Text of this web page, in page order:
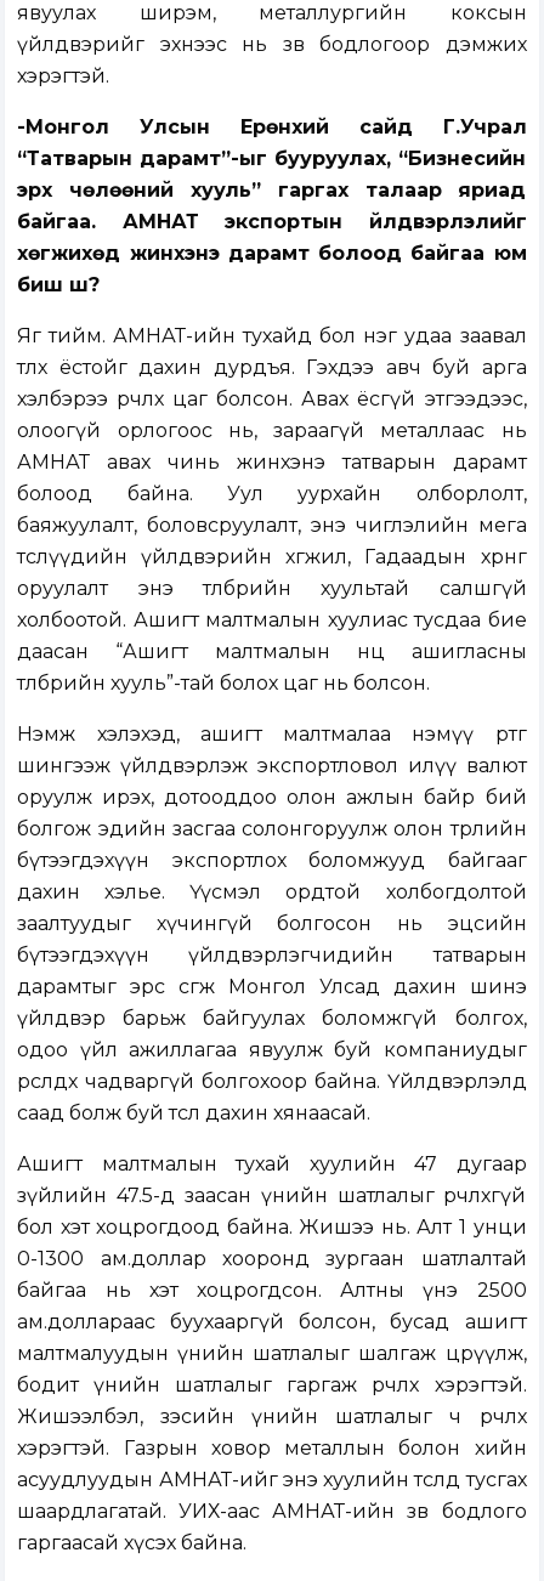
явуулах ширэм, металлургийн коксын
үйлдвэрийг эхнээс нь зөв бодлогоор дэмжих
хэрэгтэй.
-Монгол Улсын Ерөнхий сайд Г.Учрал
“Татварын дарамт”-ыг бууруулах, “Бизнесийн
эрх чөлөөний хууль” гаргах талаар яриад
байгаа. АМНАТ экспортын үйлдвэрлэлийг
хөгжихөд жинхэнэ дарамт болоод байгаа юм
биш шүү?
Яг тийм. АМНАТ-ийн тухайд бол нэг удаа заавал
төлөх ёстойг дахин дурдъя. Гэхдээ авч буй арга
хэлбэрээ өөрчлөх цаг болсон. Авах ёсгүй этгээдээс,
олоогүй орлогоос нь, зараагүй металлаас нь
АМНАТ авах чинь жинхэнэ татварын дарамт
болоод байна. Уул уурхайн олборлолт,
баяжуулалт, боловсруулалт, энэ чиглэлийн мега
төслүүдийн үйлдвэрийн хөгжил, Гадаадын хөрөнгө
оруулалт энэ төлбөрийн хуультай салшгүй
холбоотой. Ашигт малтмалын хуулиас тусдаа бие
даасан “Ашигт малтмалын нөөц ашигласны
төлбөрийн хууль”-тай болох цаг нь болсон.
Нэмж хэлэхэд, ашигт малтмалаа нэмүү өртөг
шингээж үйлдвэрлэж экспортловол илүү валют
оруулж ирэх, дотооддоо олон ажлын байр бий
болгож эдийн засгаа солонгоруулж олон төрлийн
бүтээгдэхүүн экспортлох боломжууд байгааг
дахин хэлье. Үүсмэл ордтой холбогдолтой
заалтуудыг хүчингүй болгосон нь эцсийн
бүтээгдэхүүн үйлдвэрлэгчидийн татварын
дарамтыг эрс өсгөж Монгол Улсад дахин шинэ
үйлдвэр барьж байгуулах боломжгүй болгох,
одоо үйл ажиллагаа явуулж буй компаниудыг
өрсөлдөх чадваргүй болгохоор байна. Үйлдвэрлэлд
саад болж буй төслөө дахин хянаасай.
Ашигт малтмалын тухай хуулийн 47 дугаар
зүйлийн 47.5-д заасан үнийн шатлалыг өөрчлөхгүй
бол хэт хоцрогдоод байна. Жишээ нь. Алт 1 унци
0-1300 ам.доллар хооронд зургаан шатлалтай
байгаа нь хэт хоцрогдсон. Алтны үнэ 2500
ам.доллараас буухааргүй болсон, бусад ашигт
малтмалуудын үнийн шатлалыг шалгаж цөөрүүлж,
бодит үнийн шатлалыг гаргаж өөрчлөх хэрэгтэй.
Жишээлбэл, зэсийн үнийн шатлалыг ч өөрчлөх
хэрэгтэй. Газрын ховор металлын болон хийн
асуудлуудын АМНАТ-ийг энэ хуулийн төсөлдөө тусгах
шаардлагатай. УИХ-аас АМНАТ-ийн зөв бодлого
гаргаасай хүсэх байна.